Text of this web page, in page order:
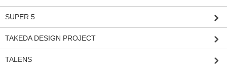
SUPER 5
TAKEDA DESIGN PROJECT
TALENS